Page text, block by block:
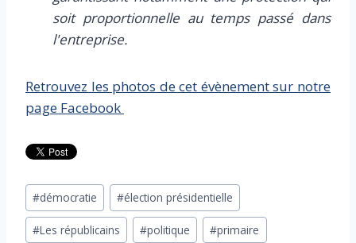
soit proportionnelle au temps passé dans
l'entreprise.
Retrouvez les photos de cet évènement sur notre
page Facebook
Étiquettes
de
la
#démocratie #élection présidentielle
#Les républicains #politique #primaire